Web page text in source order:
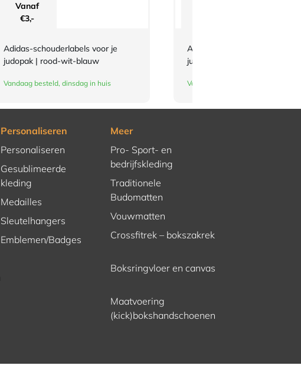
Vanaf
€3,-
Adidas-schouderlabels voor je
judopak | rood-wit-blauw
Vandaag besteld, dinsdag in huis
Adidas-schouderlabels voor je
judopak | Belgische vlag
Vandaag besteld, dinsdag in huis
Personaliseren
Personaliseren
Gesublimeerde
kleding
Medailles
Sleutelhangers
Emblemen/Badges
Meer
Pro- Sport- en
bedrijfskleding
Traditionele
Budomatten
Vouwmatten
Crossfitrek – bokszakrek
Boksringvloer en canvas
Maatvoering
(kick)bokshandschoenen